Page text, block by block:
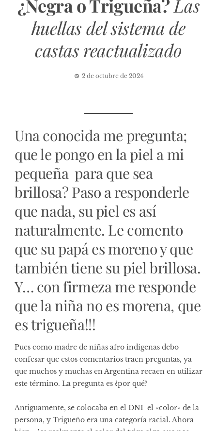
¿Negra o Trigueña?Las
huellas del sistema de
castas reactualizado
2 de octubre de 2024
Una conocida me pregunta;
que le pongo en la piel a mi
pequeña para que sea
brillosa? Paso a responderle
que nada, su piel es así
naturalmente. Le comento
que su papá es moreno y que
también tiene su piel brillosa.
Y… con firmeza me responde
que la niña no es morena, que
es trigueña!!!
Pues como madre de niñas afro indígenas debo
confesar que estos comentarios traen preguntas, ya
que muchos y muchas en Argentina recaen en utilizar
este término. La pregunta es ¿por qué?
Antiguamente, se colocaba en el DNI el «color» de la
persona, y Trigueño era una categoría racial. Ahora